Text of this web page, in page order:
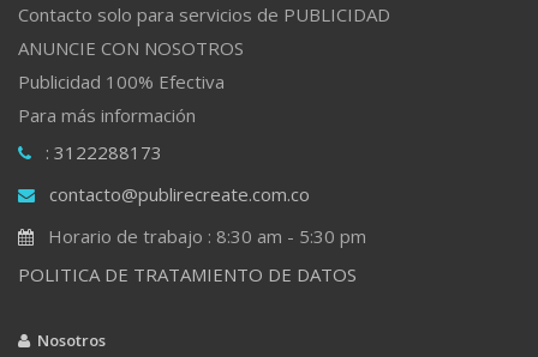
Contacto solo para servicios de PUBLICIDAD
ANUNCIE CON NOSOTROS
Publicidad 100% Efectiva
Para más información
: 3122288173
contacto@publirecreate.com.co
Horario de trabajo : 8:30 am - 5:30 pm
POLITICA DE TRATAMIENTO DE DATOS
Nosotros